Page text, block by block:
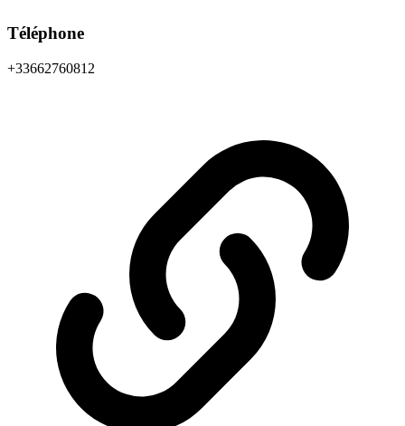
Téléphone
+33662760812